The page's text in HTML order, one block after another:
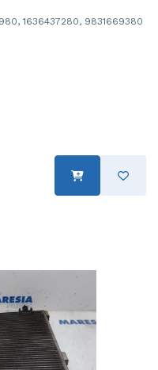
1636437280, 9831669380